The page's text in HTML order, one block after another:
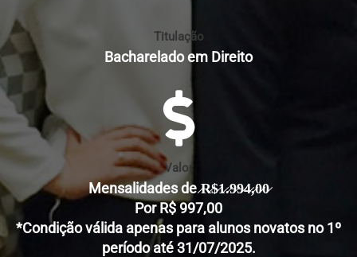
Titulação
Bacharelado em Direito
Valor
Mensalidades de ̷R̷$̷1̷.̷9̷9̷4̷,̷0̷0̷
Por R$ 997,00
*Condição válida apenas para alunos novatos no 1º
período até 31/07/2025.